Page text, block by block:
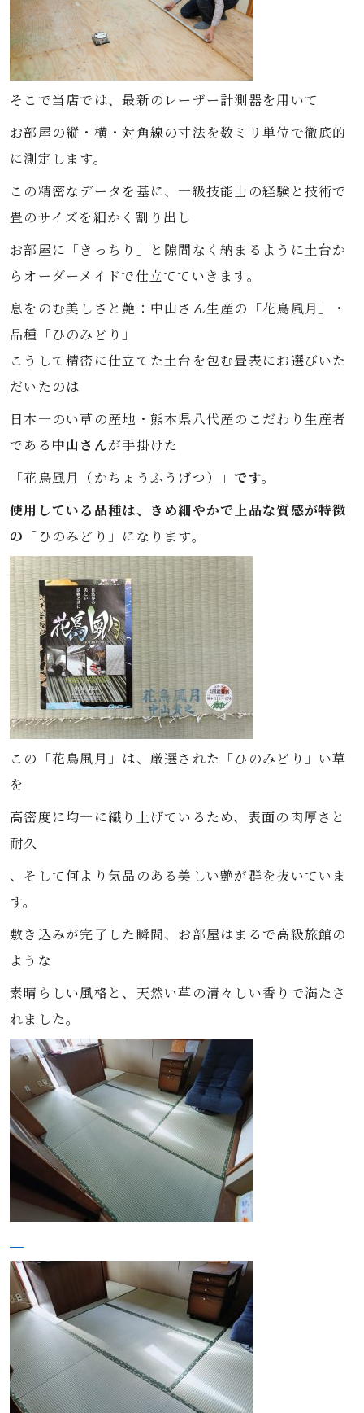
そこで当店では、最新のレーザー計測器を用いて
お部屋の縦・横・対角線の寸法を数ミリ単位で徹底的
に測定します。
この精密なデータを基に、一級技能士の経験と技術で
畳のサイズを細かく割り出し
お部屋に「きっちり」と隙間なく納まるように土台か
らオーダーメイドで仕立てていきます。
息をのむ美しさと艶：中山さん生産の「花鳥風月」・
品種「ひのみどり」
こうして精密に仕立てた土台を包む畳表にお選びいた
だいたのは
日本一のい草の産地・熊本県八代産のこだわり生産者
である 中山さんが手掛けた
「花鳥風月（かちょうふうげつ）」です。
使用している品種は、きめ細やかで上品な質感が特徴
の 「ひのみどり」になります。
この「花鳥風月」は、厳選された「ひのみどり」い草
を
高密度に均一に織り上げているため、表面の肉厚さと
耐久
、そして何より気品のある美しい艶が群を抜いていま
す。
敷き込みが完了した瞬間、お部屋はまるで高級旅館の
ような
素晴らしい風格と、天然い草の清々しい香りで満たさ
れました。